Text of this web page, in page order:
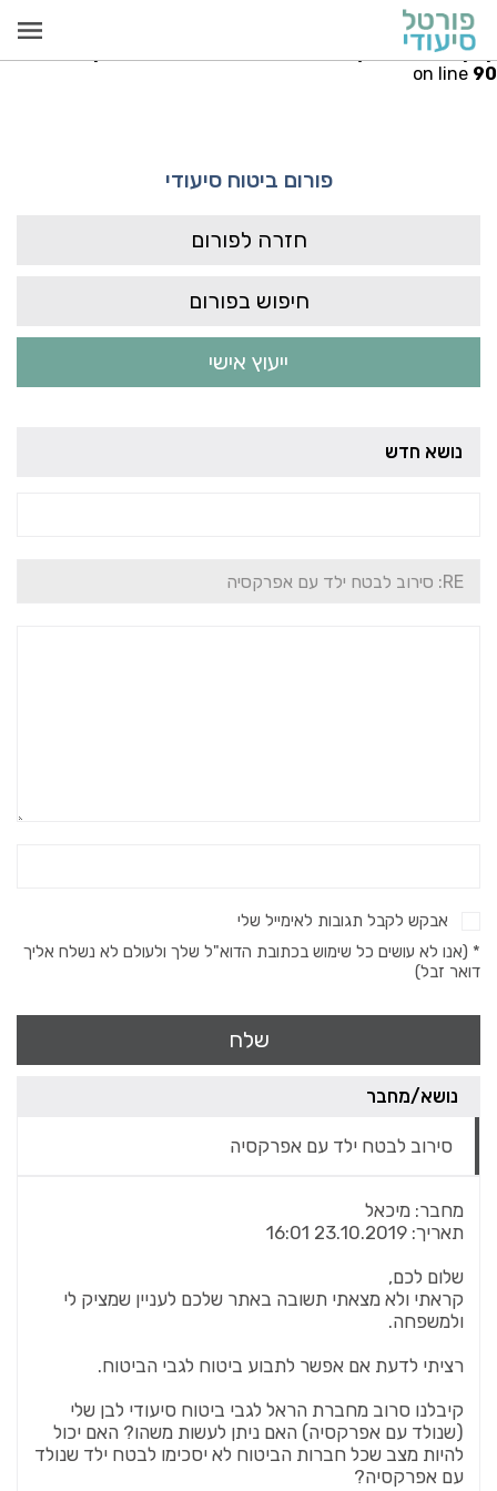
: Invalid argument supplied for foreach() in
public_html/src/models/PayCallModel.php
on line 90
פורום ביטוח סיעודי
חזרה לפורום
חיפוש בפורום
ייעוץ אישי
נושא חדש
אבקש לקבל תגובות לאימייל שלי
* (אנו לא עושים כל שימוש בכתובת הדוא"ל שלך ולעולם לא נשלח אליך
דואר זבל)
שלח
נושא/מחבר
סירוב לבטח ילד עם אפרקסיה
מחבר: מיכאל
תאריך: 23.10.2019 16:01
שלום לכם,
קראתי ולא מצאתי תשובה באתר שלכם לעניין שמציק לי
ולמשפחה.
רציתי לדעת אם אפשר לתבוע ביטוח לגבי הביטוח.
קיבלנו סרוב מחברת הראל לגבי ביטוח סיעודי לבן שלי
(שנולד עם אפרקסיה) האם ניתן לעשות משהו? האם יכול
להיות מצב שכל חברות הביטוח לא יסכימו לבטח ילד שנולד
עם אפרקסיה?